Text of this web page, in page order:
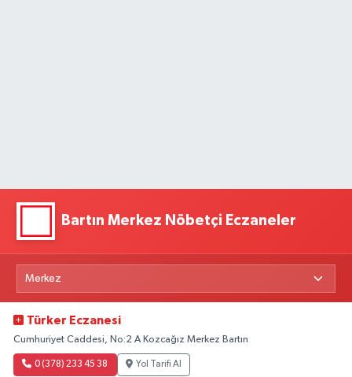
Bartın Merkez Nöbetçi Eczaneler
Türker Eczanesi
Cumhuriyet Caddesi, No:2 A Kozcağız Merkez Bartın
0 (378) 233 45 38 Yol Tarifi Al